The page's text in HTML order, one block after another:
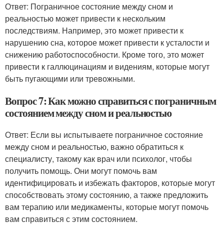
Ответ: Пограничное состояние между сном и
реальностью может привести к нескольким
последствиям. Например, это может привести к
нарушению сна, которое может привести к усталости и
снижению работоспособности. Кроме того, это может
привести к галлюцинациям и видениям, которые могут
быть пугающими или тревожными.
Вопрос 7: Как можно справиться с пограничным
состоянием между сном и реальностью
Ответ: Если вы испытываете пограничное состояние
между сном и реальностью, важно обратиться к
специалисту, такому как врач или психолог, чтобы
получить помощь. Они могут помочь вам
идентифицировать и избежать факторов, которые могут
способствовать этому состоянию, а также предложить
вам терапию или медикаменты, которые могут помочь
вам справиться с этим состоянием.